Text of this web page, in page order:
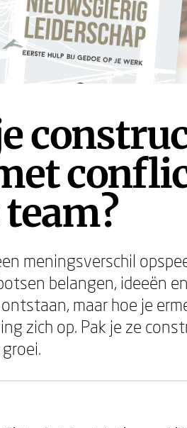
meningsverschil
belangen, ideeën
maar hoe je
zich op. Pak je ze